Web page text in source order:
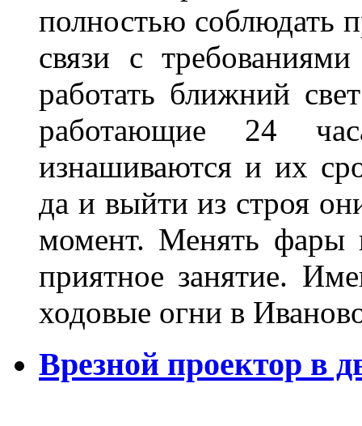
полностью соблюдать
связи с
работать ближний
работающие 24
изнашиваются и их
да и выйти из строя
момент. Менять
приятное занятие.
ходовые огни в
Врезной проектор в